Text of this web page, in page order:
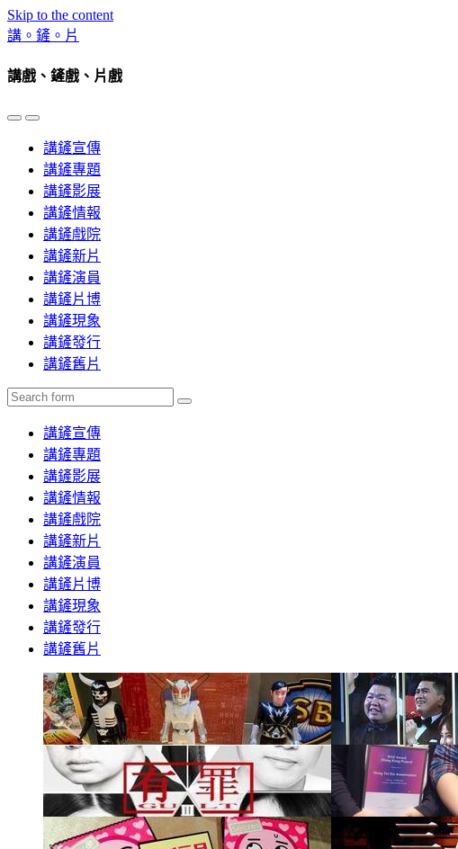
Skip to the content
講。鏟。片
講戲、鏟戲、片戲
Toggle
mobile
Toggle
search
field
講鏟宣傳
講鏟專題
講鏟影展
講鏟情報
講鏟戲院
講鏟新片
講鏟演員
講鏟片博
講鏟現象
講鏟發行
講鏟舊片
Search
講鏟宣傳
講鏟專題
講鏟影展
講鏟情報
講鏟戲院
講鏟新片
講鏟演員
講鏟片博
講鏟現象
講鏟發行
講鏟舊片